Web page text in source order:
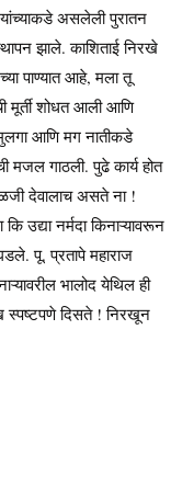
असलेली पुरातन
झाले. काशिताई निरखे
पाण्यात आहे, मला तू
मूर्ती शोधत आली आणि
आणि मग नातीकडे
मजल गाठली. पुढे कार्य होत
देवालाच असते ना !
उद्या नर्मदा किनाऱ्यावरून
पू. प्रतापे महाराज
भालोद येथिल ही
स्पष्टपणे दिसते ! निरखून